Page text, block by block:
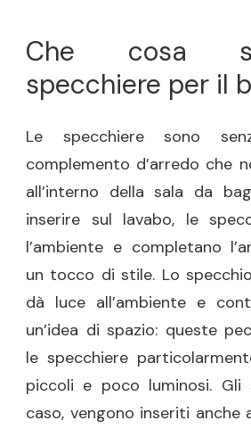
Che cosa
specchiere per il
Le specchiere sono
complemento d’arredo che
all’interno della sala da
inserire sul lavabo, le
l’ambiente e completano
un tocco di stile. Lo
dà luce all’ambiente e
un’idea di spazio: queste
le specchiere
piccoli e poco luminosi. Gli
caso, vengono inseriti anche